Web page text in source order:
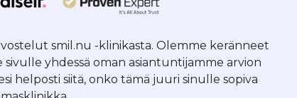
smil.nu -klinikasta. Olemme keränneet
yhdessä oman asiantuntijamme arvion
helposti siitä, onko tämä juuri sinulle sopiva